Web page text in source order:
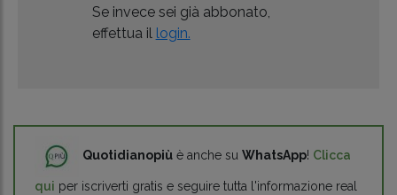
Se invece sei già abbonato,
effettua il login.
Quotidianopiù è anche su WhatsApp! Clicca
qui per iscriverti gratis e seguire tutta l'informazione real